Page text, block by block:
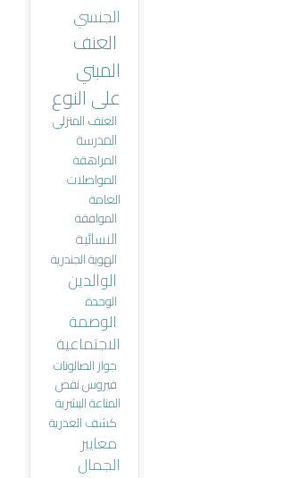
الجنسي
العنف
المبني
على النوع
العنف المنزلي
المدرسة
المراهقة
المواصلات
العامة
الموافقة
النسائية
الهوية الجندرية
الوالدين
الوحدة
الوصمة
الاجتماعية
جواز الصالونات
فيروس نقص
المناعة البشرية
كشف العذرية
معايير
الجمال